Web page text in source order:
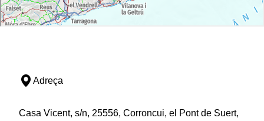
Adreça
Casa Vicent, s/n, 25556, Corroncui, el Pont de Suert,